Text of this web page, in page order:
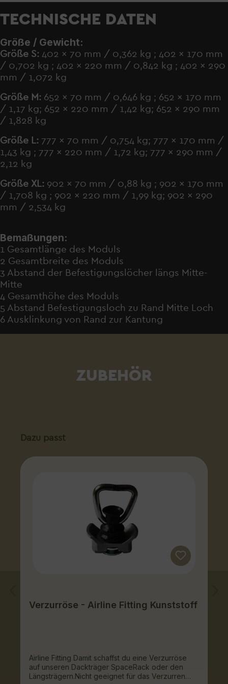
TECHNISCHE DATEN
Größe / Gewicht:
Größe S: 402 x 70 mm / 0,362 kg ; 402 x 170 mm
/ 0,702 kg ; 402 x 220 mm / 0,842 kg ; 402 x 290
mm / 1,072 kg
Größe M: 652 x 70 mm / 0,646 kg ; 652 x 170 mm
/ 1,17 kg; 652 x 220 mm / 1,42 kg; 652 x 290 mm
/ 1,828 kg
Größe L: 777 x 70 mm / 0,754 kg; 777 x 170 mm /
1,43 kg ; 777 x 220 mm / 1,72 kg; 777 x 290 mm /
2,12 kg
Größe XL: 902 x 70 mm / 0,88 kg ; 902 x 170 mm
/ 1,708 kg ; 902 x 220 mm / 1,99 kg; 902 x 290
mm / 2,534 kg
Bemaßungen:
1 Gesamtlänge des Moduls
2 Gesamtbreite des Moduls
3 Abstand der Befestigungslöcher längs Mitte-
Mitte
4 Gesamthöhe des Moduls
5 Abstand Befestigungsloch zu Rand Mitte Loch
6 Ausklinkung von Rand zur Kantung
ZUBEHÖR
Produktgalerie überspringen
Dazu passt
Verzurröse - Airline Fitting Kunststoff
Airline Fitting Damit schaffst du eine Verzurröse
auf unseren Dackträger SpaceRack oder den
Längsträgern.Nicht geeignet für das Verzurren